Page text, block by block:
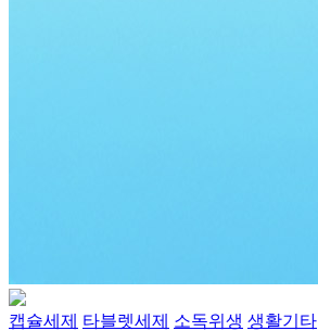
캡슐세제 타블렛세제 소독위생 생활기타